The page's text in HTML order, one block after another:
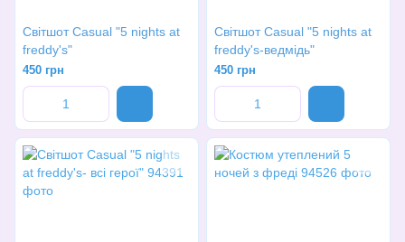
Світшот Casual "5 nights at
freddy's"
450 грн
Світшот Casual "5 nights at
freddy's-ведмідь"
450 грн